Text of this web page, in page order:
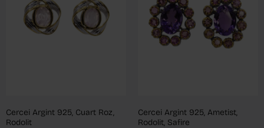
Cercei Argint 925, Cuart Roz,
Rodolit
Cercei Argint 925, Ametist,
Rodolit, Safire